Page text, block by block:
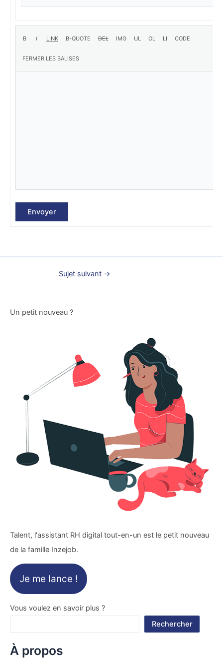
Envoyer
Sujet suivant →
Un petit nouveau ?
Talent, l'assistant RH digital tout-en-un est le petit nouveau
de la famille Inzejob.
Je me lance !
Vous voulez en savoir plus ?
Rechercher
À propos